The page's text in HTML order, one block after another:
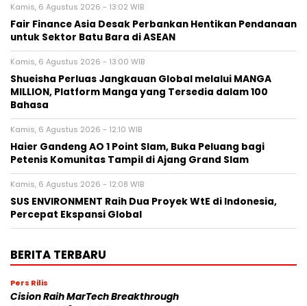
Kamis, 6 Agustus 2026 - 13:02 WIB
Fair Finance Asia Desak Perbankan Hentikan Pendanaan
untuk Sektor Batu Bara di ASEAN
Kamis, 6 Agustus 2026 - 13:00 WIB
Shueisha Perluas Jangkauan Global melalui MANGA
MILLION, Platform Manga yang Tersedia dalam 100
Bahasa
Kamis, 6 Agustus 2026 - 12:10 WIB
Haier Gandeng AO 1 Point Slam, Buka Peluang bagi
Petenis Komunitas Tampil di Ajang Grand Slam
Kamis, 6 Agustus 2026 - 12:08 WIB
SUS ENVIRONMENT Raih Dua Proyek WtE di Indonesia,
Percepat Ekspansi Global
BERITA TERBARU
Pers Rilis
Cision Raih MarTech Breakthrough